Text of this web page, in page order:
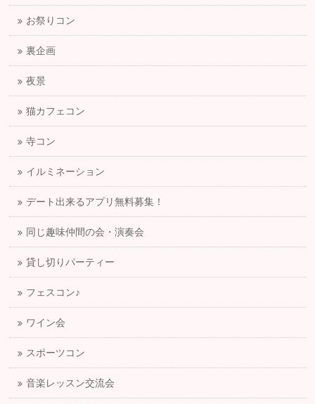
お祭りコン
裏企画
夜景
猫カフェコン
寺コン
イルミネーション
デート出来るアプリ無料募集！
同じ趣味仲間の会・演奏会
貸し切りパーティー
フェスコン♪
ワイン会
スポーツコン
音楽レッスン交流会